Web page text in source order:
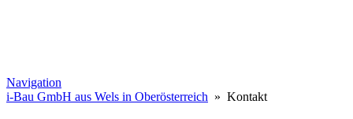
Navigation
i-Bau GmbH aus Wels in Oberösterreich » Kontakt